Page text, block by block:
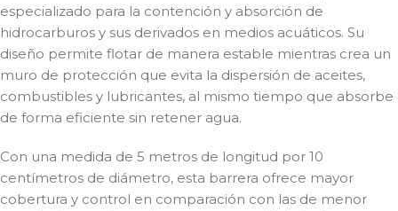
especializado para la contención y absorción de
hidrocarburos y sus derivados en medios acuáticos. Su
diseño permite flotar de manera estable mientras crea un
muro de protección que evita la dispersión de aceites,
combustibles y lubricantes, al mismo tiempo que absorbe
de forma eficiente sin retener agua.
Con una medida de 5 metros de longitud por 10
centímetros de diámetro, esta barrera ofrece mayor
cobertura y control en comparación con las de menor